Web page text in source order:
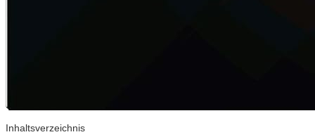
Inhaltsverzeichnis